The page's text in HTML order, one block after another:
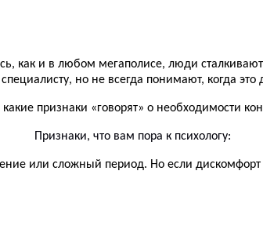
как и в любом мегаполисе, люди
но не всегда понимают, когда это
признаки «говорят» о необходимости
Признаки, что вам пора к психологу:
или сложный период. Но если дискомфорт